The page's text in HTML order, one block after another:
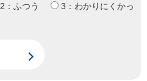
2：ふつう
3：わかりにくかっ